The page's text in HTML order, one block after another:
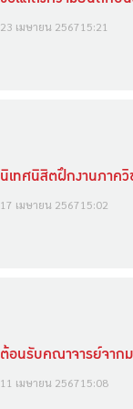
23 เมษายน 256715:21
นิเทศนิสิตฝึกงานภาค
17 เมษายน 256715:02
ต้อนรับคณาจารย์จาก
11 เมษายน 256715:08